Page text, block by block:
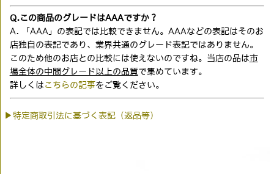
Q.この商品のグレードはAAAですか？
A. 「AAA」の表記では比較できません。AAAなどの表記はそのお
店独自の表記であり、業界共通のグレード表記ではありません。
このため他のお店との比較には使えないのですね。当店の品は市
場全体の中間グレード以上の品質で集めています。
詳しくは こちらの記事をご覧ください。
▶特定商取引法に基づく表記（返品等）